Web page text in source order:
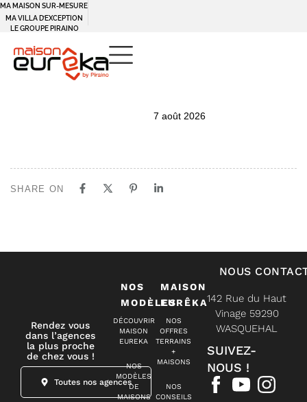
MA MAISON SUR-MESURE
MA VILLA D’EXCEPTION
LE GROUPE PIRAINO
7 août 2026
SHARE ON
Rendez vous
dans l’agences
la plus proche
de chez vous !
Toutes nos agences
NOS
MODÈLES
DÉCOUVRIR
MAISON
EUREKA
NOS
MODÈLES
DE
MAISONS
MAISON
EURÊKA
NOS
OFFRES
TERRAINS
+
MAISONS
NOS
CONSEILS
NOUS
142 Rue du Haut
Vinage 59290
WASQUEHAL
SUIVEZ-
NOUS !